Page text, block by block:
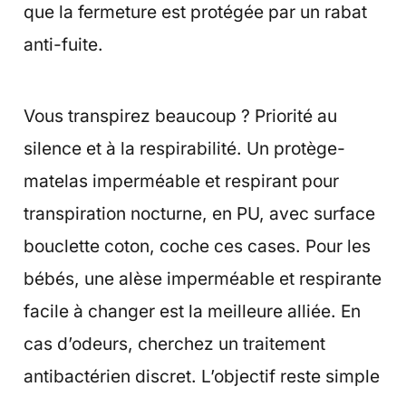
que la fermeture est protégée par un rabat
anti-fuite.
Vous transpirez beaucoup ? Priorité au
silence et à la respirabilité. Un protège-
matelas imperméable et respirant pour
transpiration nocturne, en PU, avec surface
bouclette coton, coche ces cases. Pour les
bébés, une alèse imperméable et respirante
facile à changer est la meilleure alliée. En
cas d’odeurs, cherchez un traitement
antibactérien discret. L’objectif reste simple